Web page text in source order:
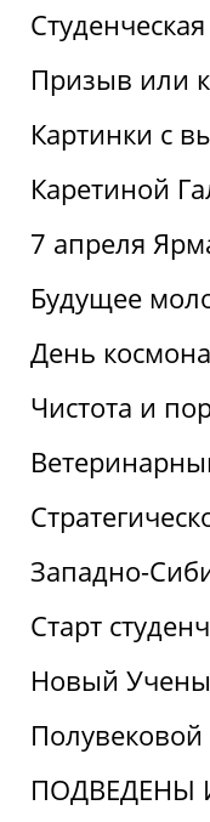
Призыв или
Картинки с
Каретиной
7 апреля
Будущее
День
Чистота и
Западно-
Старт
Новый
ПОДВЕДЕНЫ